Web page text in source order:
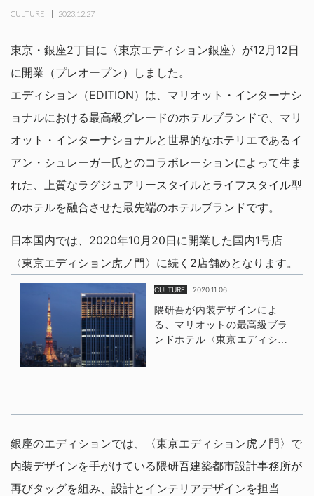
CULTURE 2023.12.27
東京・銀座2丁目に〈東京エディション銀座〉が12月12日
に開業（プレオープン）しました。
エディション（EDITION）は、マリオット・インターナシ
ョナルにおける最高級グレードのホテルブランドで、マリ
オット・インターナショナルと世界的なホテリエであるイ
アン・シュレーガー氏とのコラボレーションによって生ま
れた、上質なラグジュアリースタイルとライフスタイル型
のホテルを融合させた最先端のホテルブランドです。
日本国内では、2020年10月20日に開業した国内1号店
〈東京エディション虎ノ門〉に続く2店舗めとなります。
銀座のエディションでは、〈東京エディション虎ノ門〉で
内装デザインを手がけている隈研吾建築都市設計事務所が
再びタッグを組み、設計とインテリアデザインを担当